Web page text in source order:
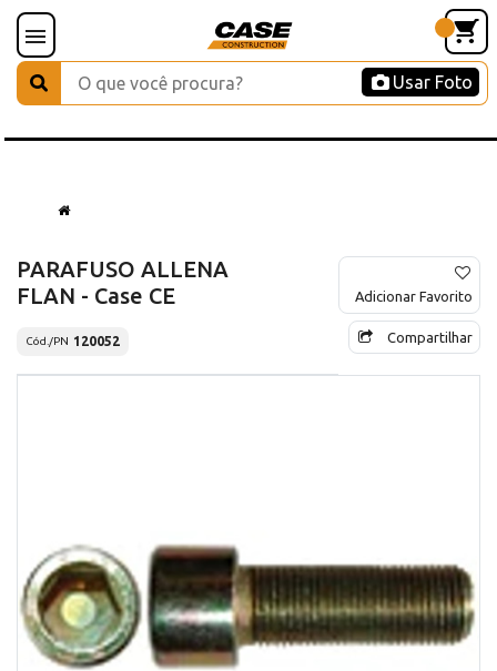
Usar Foto
PARAFUSO ALLENA
FLAN - Case CE
Cód./PN 120052
Adicionar Favorito
Compartilhar